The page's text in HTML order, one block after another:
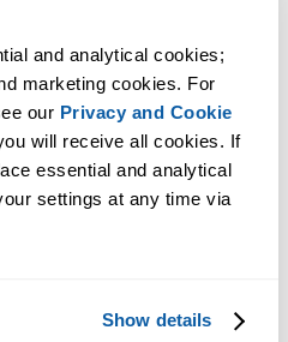
and analytical cookies;
marketing cookies. For
our Privacy and Cookie
will receive all cookies. If
essential and analytical
settings at any time via
Show details